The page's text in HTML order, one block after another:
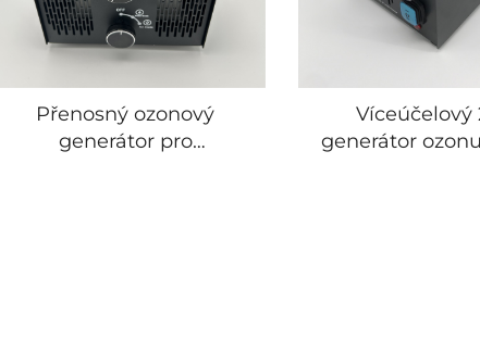
Přenosný ozonový
generátor pro
Víceúčelový
generátor